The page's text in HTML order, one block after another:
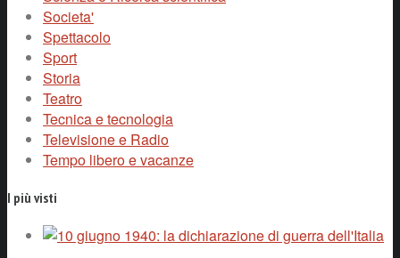
Societa'
Spettacolo
Sport
Storia
Teatro
Tecnica e tecnologia
Televisione e Radio
Tempo libero e vacanze
I più visti